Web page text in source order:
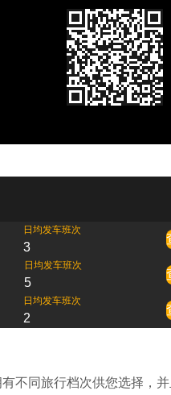
日均发车班次
3
日均发车班次
5
日均发车班次
2
不同旅行档次供您选择，